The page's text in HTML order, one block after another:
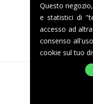
Questo
e statistici di
accesso ad
consenso
cookie sul tuo